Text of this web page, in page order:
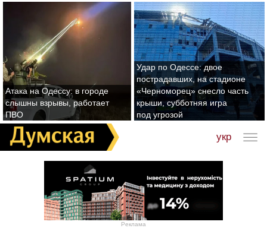
Атака на Одессу: в городе
слышны взрывы, работает
ПВО
Удар по Одессе: двое
пострадавших, на стадионе
«Черноморец» снесло часть
крыши, субботняя игра
под угрозой
укр
Реклама